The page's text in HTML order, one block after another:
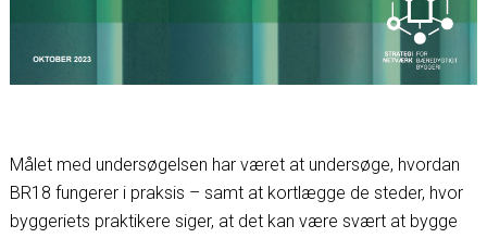
Målet med undersøgelsen har været at undersøge, hvordan
BR18 fungerer i praksis – samt at kortlægge de steder, hvor
byggeriets praktikere siger, at det kan være svært at bygge